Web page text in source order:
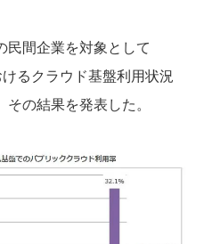
間企業を対象として
るクラウド基盤利用状況
の結果を発表した。